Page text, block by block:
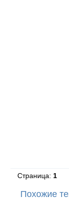
Страница: 1
Похожие